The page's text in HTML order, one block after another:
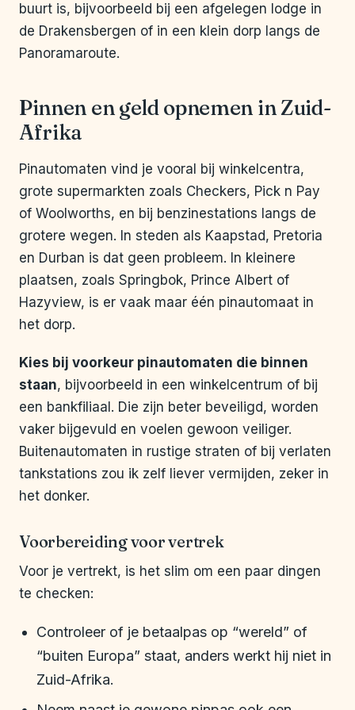
buurt is, bijvoorbeeld bij een afgelegen lodge in
de Drakensbergen of in een klein dorp langs de
Panoramaroute.
Pinnen en geld opnemen in Zuid-
Afrika
Pinautomaten vind je vooral bij winkelcentra,
grote supermarkten zoals Checkers, Pick n Pay
of Woolworths, en bij benzinestations langs de
grotere wegen. In steden als Kaapstad, Pretoria
en Durban is dat geen probleem. In kleinere
plaatsen, zoals Springbok, Prince Albert of
Hazyview, is er vaak maar één pinautomaat in
het dorp.
Kies bij voorkeur pinautomaten die binnen
staan, bijvoorbeeld in een winkelcentrum of bij
een bankfiliaal. Die zijn beter beveiligd, worden
vaker bijgevuld en voelen gewoon veiliger.
Buitenautomaten in rustige straten of bij verlaten
tankstations zou ik zelf liever vermijden, zeker in
het donker.
Voorbereiding voor vertrek
Voor je vertrekt, is het slim om een paar dingen
te checken:
Controleer of je betaalpas op “wereld” of
“buiten Europa” staat, anders werkt hij niet in
Zuid-Afrika.